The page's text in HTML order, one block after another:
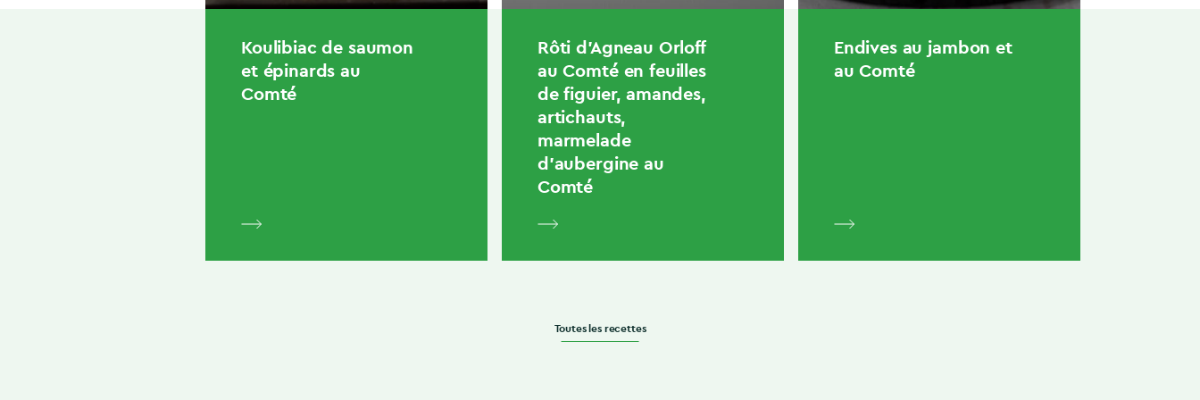
Koulibiac de saumon
et épinards au
Comté
Rôti d’Agneau Orloff
au Comté en feuilles
de figuier, amandes,
artichauts,
marmelade
d’aubergine au
Comté
Endives au jambon et
au Comté
Toutes les recettes